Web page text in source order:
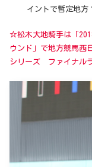
イントで暫定地方
☆松木大地騎手は「
ウンド」で地方競馬西
シリーズ ファイナル